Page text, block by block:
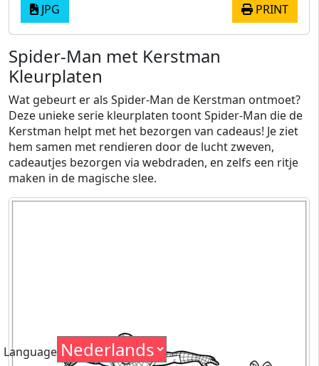
JPG PRINT
Spider-Man met Kerstman
Kleurplaten
Wat gebeurt er als Spider-Man de Kerstman ontmoet?
Deze unieke serie kleurplaten toont Spider-Man die de
Kerstman helpt met het bezorgen van cadeaus! Je ziet
hem samen met rendieren door de lucht zweven,
cadeautjes bezorgen via webdraden, en zelfs een ritje
maken in de magische slee.
Language